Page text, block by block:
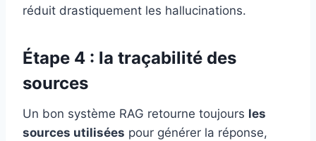
réduit drastiquement les hallucinations.
Étape 4 : la traçabilité des
sources
Un bon système RAG retourne toujours les
sources utilisées pour générer la réponse,